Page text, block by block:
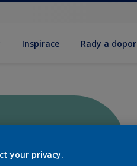
Inspirace Rady a
your privacy.